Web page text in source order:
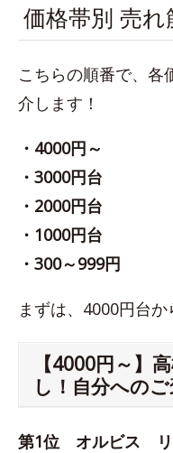
価格帯別 売
こちらの順番で、各
介します！
・4000円～
・3000円台
・2000円台
・1000円台
・300～999円
まずは、4000円台か
【4000円～】
し！自分へのご
第1位 オルビス リ